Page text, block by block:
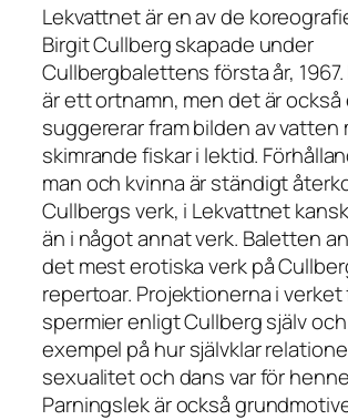
Lekvattnetär en av de
Birgit Cullberg skapade under
Cullbergbalettens första år,
är ett ortnamn, men det är
suggererar fram bilden av vatten
skimrande fiskar i lektid.
man och kvinna är ständigt
Cullbergs verk, i Lekvattnet
än i något annat verk. Baletten
det mest erotiska verk på
repertoar. Projektionerna i
spermier enligt Cullberg själv
exempel på hur självklar
sexualitet och dans var för
Parningslek är också